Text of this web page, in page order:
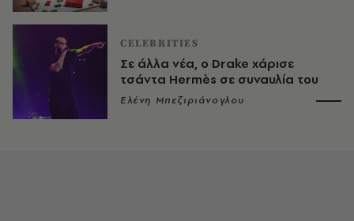
CELEBRITIES
Σε άλλα νέα, ο Drake χάρισε
τσάντα Hermès σε συναυλία του
Ελένη Μπεζιριάνογλου